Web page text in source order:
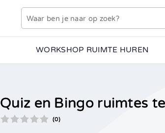
WORKSHOP RUIMTE HUREN
Quiz en Bingo ruimtes
(0)